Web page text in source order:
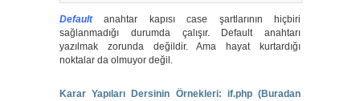
Default
anahtar kapısı case şartlarının hiçbiri
sağlanmadığı durumda çalışır. Default anahtarı
yazılmak zorunda değildir. Ama hayat kurtardığı
noktalar da olmuyor değil.
Karar Yapıları Dersinin Örnekleri: if.php (Buradan